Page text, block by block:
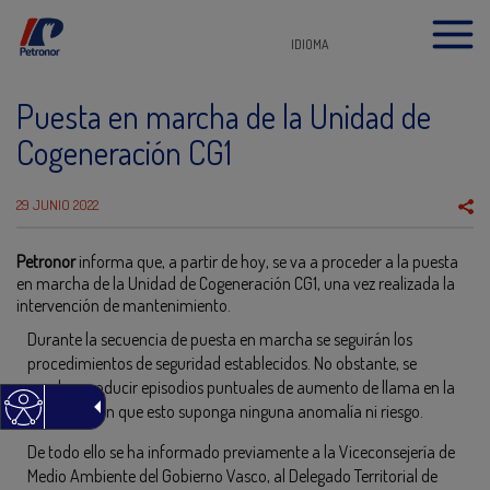
IDIOMA
Puesta en marcha de la Unidad de
Cogeneración CG1
29 JUNIO 2022
Petronorinforma que, a partir de hoy, se va a proceder a la puesta
en marcha de la Unidad de Cogeneración CG1, una vez realizada la
intervención de mantenimiento.
Durante la secuencia de puesta en marcha se seguirán los
procedimientos de seguridad establecidos. No obstante, se
pueden producir episodios puntuales de aumento de llama en la
antorcha, sin que esto suponga ninguna anomalía ni riesgo.
De todo ello se ha informado previamente a la Viceconsejería de
Medio Ambiente del Gobierno Vasco, al Delegado Territorial de